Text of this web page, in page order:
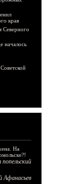
края
Северного
началось
На
попельский
Афанасьев